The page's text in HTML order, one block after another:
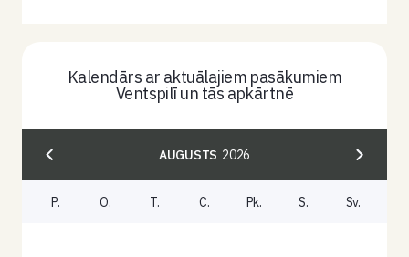
Kalendārs ar aktuālajiem pasākumiem
Ventspilī un tās apkārtnē
AUGUSTS 2026
P. O. T. C. Pk. S. Sv.